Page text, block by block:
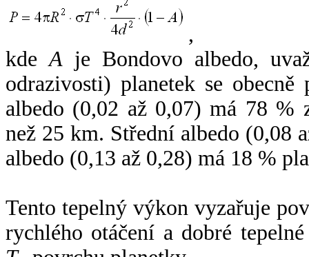
,
kdeA je Bondovo albedo,
odrazivosti) planetek se
albedo (0,02 až 0,07) má 78 %
než 25 km. Střední albedo (0,08
albedo (0,13 až 0,28) má 18 %
Tento tepelný výkon vyzařuje
rychlého otáčení a dobré